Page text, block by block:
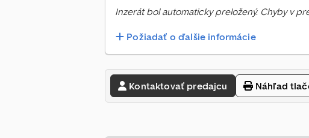
Inzerát bol automaticky preložený. Chyby v
Požiadať o ďalšie informácie
Kontaktovať predajcu Náhľad